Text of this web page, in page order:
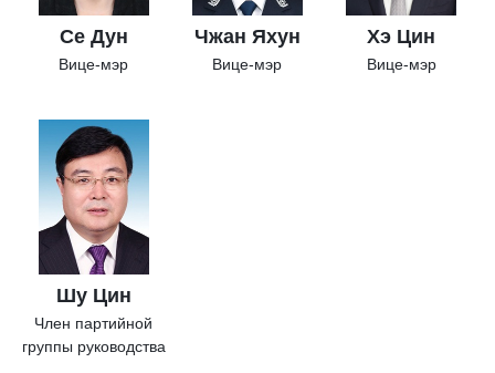
Се Дун
Вице-мэр
Чжан Яхун
Вице-мэр
Хэ Цин
Вице-мэр
Шу Цин
Член партийной
группы руководства